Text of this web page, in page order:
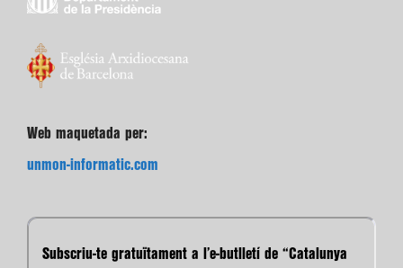
Web maquetada per:
unmon-informatic.com
Subscriu-te gratuïtament a l’e-butlletí de “Catalunya